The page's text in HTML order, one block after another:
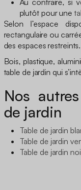
Au contraire, si
plutôt pour une
Selon l’espace
rectangulaire ou
des espaces restreints.
Bois, plastique,
table de jardin qui
Nos
de jardin
Table de jardin
Table de jardin
Table de jardin